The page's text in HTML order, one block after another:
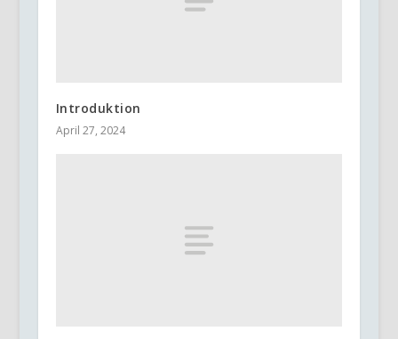
Introduktion
April 27, 2024